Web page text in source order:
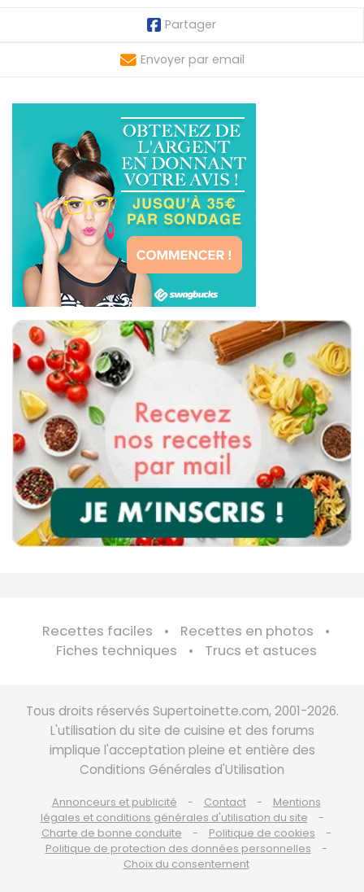
Partager
Envoyer par email
Recettes faciles
Recettes en photos
Fiches techniques
Trucs et astuces
Tous droits réservés Supertoinette.com, 2001-2026.
L'utilisation du site de cuisine et des forums
implique l'acceptation pleine et entière des
Conditions Générales d'Utilisation
Annonceurs et publicité Contact
Mentions
légales et conditions générales d'utilisation du site
Charte de bonne conduite
Politique de cookies
Politique de protection des données personnelles
Choix du consentement